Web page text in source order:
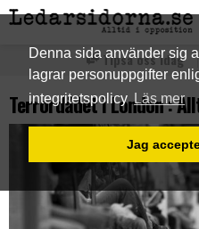
Denna sida använder sig
lagrar personuppgifter
integritetspolicyLäs mer
Jag
Tipsa oss idag
Terrordådet i London :